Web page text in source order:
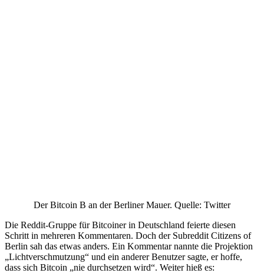
Der Bitcoin B an der Berliner Mauer. Quelle: Twitter
Die Reddit-Gruppe für Bitcoiner in Deutschland feierte diesen
Schritt in mehreren Kommentaren. Doch der Subreddit Citizens of
Berlin sah das etwas anders. Ein Kommentar nannte die Projektion
„Lichtverschmutzung“ und ein anderer Benutzer sagte, er hoffe,
dass sich Bitcoin „nie durchsetzen wird“. Weiter hieß es: